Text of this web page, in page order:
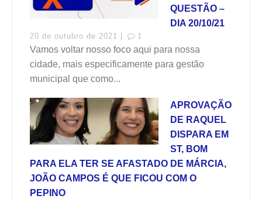
QUESTÃO –
DIA 20/10/21
20 de outubro de 2021 | 1
Vamos voltar nosso foco aqui para nossa
cidade, mais especificamente para gestão
municipal que como...
APROVAÇÃO
DE RAQUEL
DISPARA EM
ST, BOM
PARA ELA TER SE AFASTADO DE MÁRCIA,
JOÃO CAMPOS É QUE FICOU COM O
PEPINO